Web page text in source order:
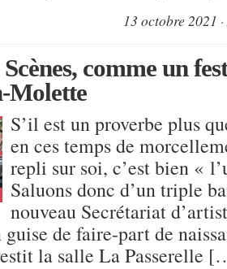
13 octobre 2021
comme un
Molette
S’il est un proverbe plus
en ces temps de
repli sur soi, c’est bien «
Saluons donc d’un triple
nouveau Secrétariat
de faire-part de
la salle La Passerelle